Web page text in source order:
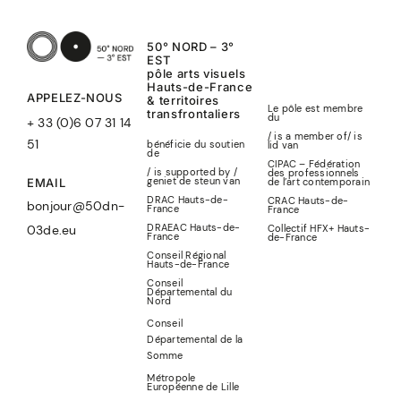
APPELEZ-NOUS
+ 33 (0)6 07 31 14
51
EMAIL
bonjour@50dn-
03de.eu
50° NORD – 3°
EST
pôle arts visuels
Hauts-de-France
& territoires
transfrontaliers
bénéficie du soutien
de
/ is supported by /
geniet de steun van
DRAC Hauts-de-
France
DRAEAC Hauts-de-
France
Conseil Régional
Hauts-de-France
Conseil
Départemental du
Nord
Conseil
Départemental de la
Somme
Métropole
Européenne de Lille
Le pôle est membre
du
/ is a member of/is
lid van
CIPAC – Fédération
des professionnels
de l’art contemporain
CRAC Hauts-de-
France
Collectif HFX+ Hauts-
de-France